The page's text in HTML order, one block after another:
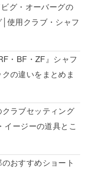
グ・オーバーグの
使用クラブ・シャフ
・BF・ZF』シャフ
の違いをまとめま
ラブセッティング
ージーの道具とこ
のおすすめショート